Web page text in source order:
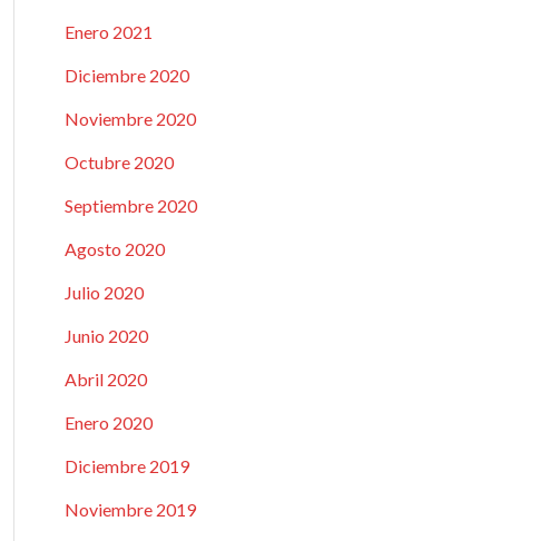
Enero 2021
Diciembre 2020
Noviembre 2020
Octubre 2020
Septiembre 2020
Agosto 2020
Julio 2020
Junio 2020
Abril 2020
Enero 2020
Diciembre 2019
Noviembre 2019